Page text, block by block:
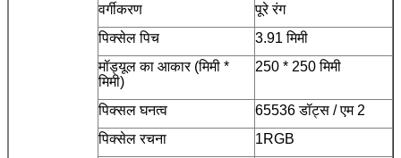
वर्गीकरण
पूरे रंग
पिक्सेल पिच
3.91 मिमी
मॉड्यूल का आकार (मिमी *
मिमी)
250 * 250 मिमी
पिक्सल घनत्व
65536 डॉट्स / एम 2
पिक्सेल रचना
1RGB